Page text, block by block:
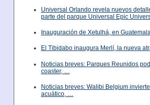
Universal Orlando revela nuevos
parte del parque Universal Epic
Inauguración de Xetulhá, en
El Tibidabo inaugura Merlí, la nueva
Noticias breves: Parques Reunidos
coaster, …
Noticias breves: Walibi Belgium
acuático, …